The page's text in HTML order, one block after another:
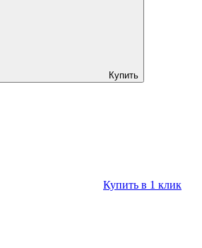
Купить
Купить в 1 клик